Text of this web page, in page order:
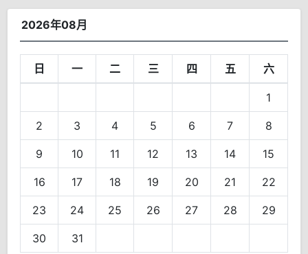
2026年08月
日 一 二 三 四 五 六
1
2 3 4 5 6 7 8
9 10 11 12 13 14 15
16 17 18 19 20 21 22
23 24 25 26 27 28 29
30 31